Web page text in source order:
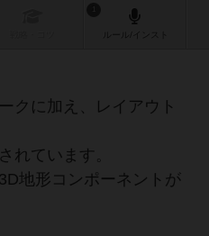
クに加え、レイアウト
れています。
地形コンポーネントが